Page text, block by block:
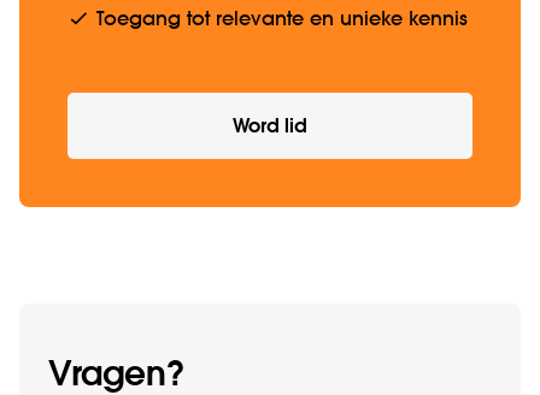
Toegang tot relevante en unieke kennis
Word lid
Vragen?